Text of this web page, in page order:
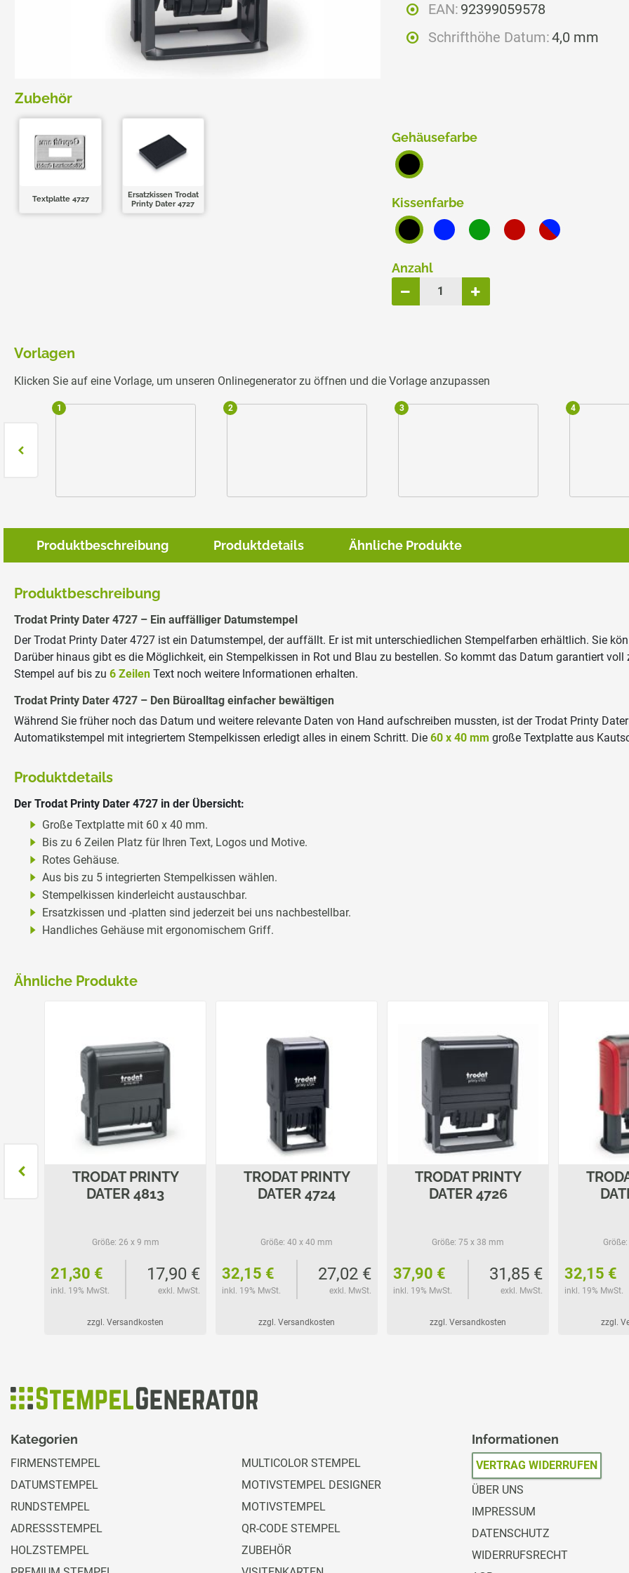
TRODAT MOBILE PRINTY
COLOP E-MARK
TRODAT® CREATIVE MINI
ERSATZPLATTEN NACH GRÖSSE
Zubehör
Textplatte 4727
Ersatzkissen Trodat
Printy Dater 4727
EAN: 92399059578
Schrifthöhe Datum:4,0 mm
Gehäusefarbe
Kissenfarbe
Anzahl
Vorlagen
Klicken Sie auf eine Vorlage, um unseren Onlinegenerator zu öffnen und die Vorlage anzupassen
1 2 3 4
Produktbeschreibung Produktdetails Ähnliche Produkte
Produktbeschreibung
Trodat Printy Dater 4727 – Ein auffälliger Datumstempel
Der Trodat Printy Dater 4727 ist ein Datumstempel, der auffällt. Er ist mit unterschiedlichen Stempelfarben erhältlich. Sie
Darüber hinaus gibt es die Möglichkeit, ein Stempelkissen in Rot und Blau zu bestellen. So kommt das Datum garantiert
Stempel auf bis zu 6 Zeilen Text noch weitere Informationen erhalten.
Trodat Printy Dater 4727 – Den Büroalltag einfacher bewältigen
Während Sie früher noch das Datum und weitere relevante Daten von Hand aufschreiben mussten, ist der Trodat Printy
Automatikstempel mit integriertem Stempelkissen erledigt alles in einem Schritt. Die 60 x 40 mm große Textplatte aus
Produktdetails
Der Trodat Printy Dater 4727 in der Übersicht:
Große Textplatte mit 60 x 40 mm.
Bis zu 6 Zeilen Platz für Ihren Text, Logos und Motive.
Rotes Gehäuse.
Aus bis zu 5 integrierten Stempelkissen wählen.
Stempelkissen kinderleicht austauschbar.
Ersatzkissen und -platten sind jederzeit bei uns nachbestellbar.
Handliches Gehäuse mit ergonomischem Griff.
Ähnliche Produkte
TRODAT PRINTY
DATER 4813
Größe: 26 x 9 mm
21,30 €
inkl. 19% MwSt.
17,90 €
exkl. MwSt.
zzgl. Versandkosten
TRODAT PRINTY
DATER 4724
Größe: 40 x 40 mm
32,15 €
inkl. 19% MwSt.
27,02 €
exkl. MwSt.
zzgl. Versandkosten
TRODAT PRINTY
DATER 4726
Größe: 75 x 38 mm
37,90 €
inkl. 19% MwSt.
31,85 €
exkl. MwSt.
zzgl. Versandkosten
Größe:
32,15 €
inkl. 19% MwSt.
zzgl.
Kategorien
FIRMENSTEMPEL
DATUMSTEMPEL
RUNDSTEMPEL
ADRESSSTEMPEL
HOLZSTEMPEL
MULTICOLOR STEMPEL
MOTIVSTEMPEL DESIGNER
MOTIVSTEMPEL
QR-CODE STEMPEL
ZUBEHÖR
Informationen
VERTRAG WIDERRUFEN
ÜBER UNS
IMPRESSUM
DATENSCHUTZ
WIDERRUFSRECHT